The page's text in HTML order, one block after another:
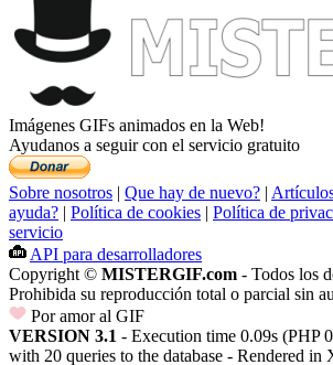
Imágenes GIFs animados en la Web!
Ayudanos a seguir con el servicio gratuito
Sobre nosotros | Que hay de nuevo? |
ayuda? | Política de cookies | Política de
servicio
API para desarrolladores
Copyright © MISTERGIF.com - Todos los
Prohibida su reproducción total o parcial sin
Por amor al GIF
VERSION 3.1 - Execution time 0.09s (PHP
with 20 queries to the database - Rendered in